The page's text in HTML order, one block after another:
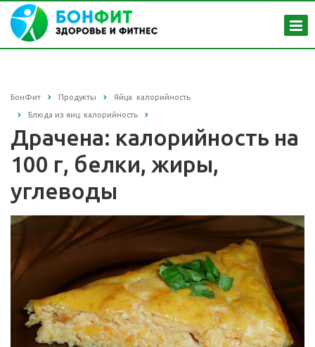
БонФит Продукты Яйца: калорийность
Блюда из яиц: калорийность
Драчена: калорийность на
100 г, белки, жиры,
углеводы